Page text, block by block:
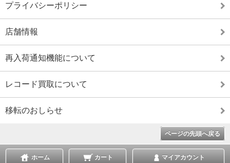
プライバシーポリシー
店舗情報
再入荷通知機能について
レコード買取について
移転のおしらせ
ページの先頭へ戻る
ホーム カート マイアカウント